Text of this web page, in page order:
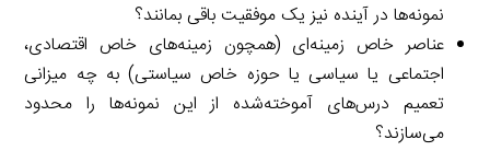
نمونه‌ها در آینده نیز یک موفقیت باقی بمانند؟
عناصر خاص زمینه‌ای (همچون زمینه‌های خاص اقتصادی،
اجتماعی یا سیاسی یا حوزه خاص سیاستی) به چه میزانی
تعمیم درس‌های آموخته‌شده از این نمونه‌ها را محدود
می‌سازند؟